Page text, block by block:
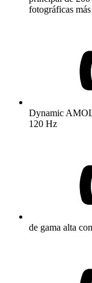
fotográficas
Dynamic
120 Hz
de gama alta